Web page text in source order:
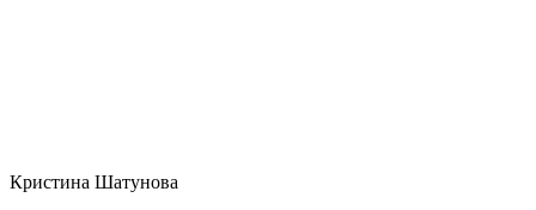
Кристина Шатунова